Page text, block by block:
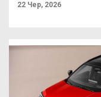
22 Чер, 2026